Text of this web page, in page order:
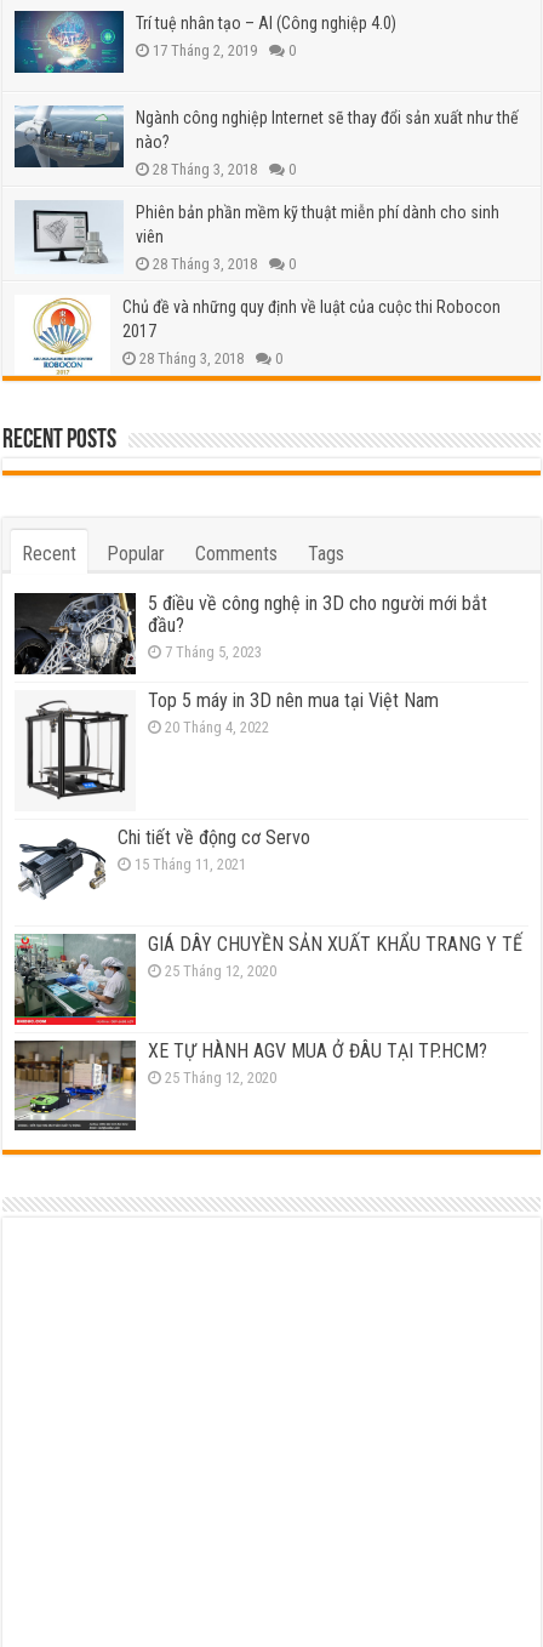
Trí tuệ nhân tạo – AI (Công nghiệp 4.0)
17 Tháng 2, 2019 0
Ngành công nghiệp Internet sẽ thay đổi sản xuất như thế
nào?
28 Tháng 3, 2018 0
Phiên bản phần mềm kỹ thuật miễn phí dành cho sinh
viên
28 Tháng 3, 2018 0
Chủ đề và những quy định về luật của cuộc thi Robocon
2017
28 Tháng 3, 2018 0
Recent Posts
Recent Popular Comments Tags
5 điều về công nghệ in 3D cho người mới bắt
đầu?
7 Tháng 5, 2023
Top 5 máy in 3D nên mua tại Việt Nam
20 Tháng 4, 2022
Chi tiết về động cơ Servo
15 Tháng 11, 2021
GIÁ DÂY CHUYỀN SẢN XUẤT KHẨU TRANG Y TẾ
25 Tháng 12, 2020
XE TỰ HÀNH AGV MUA Ở ĐÂU TẠI TP.HCM?
25 Tháng 12, 2020